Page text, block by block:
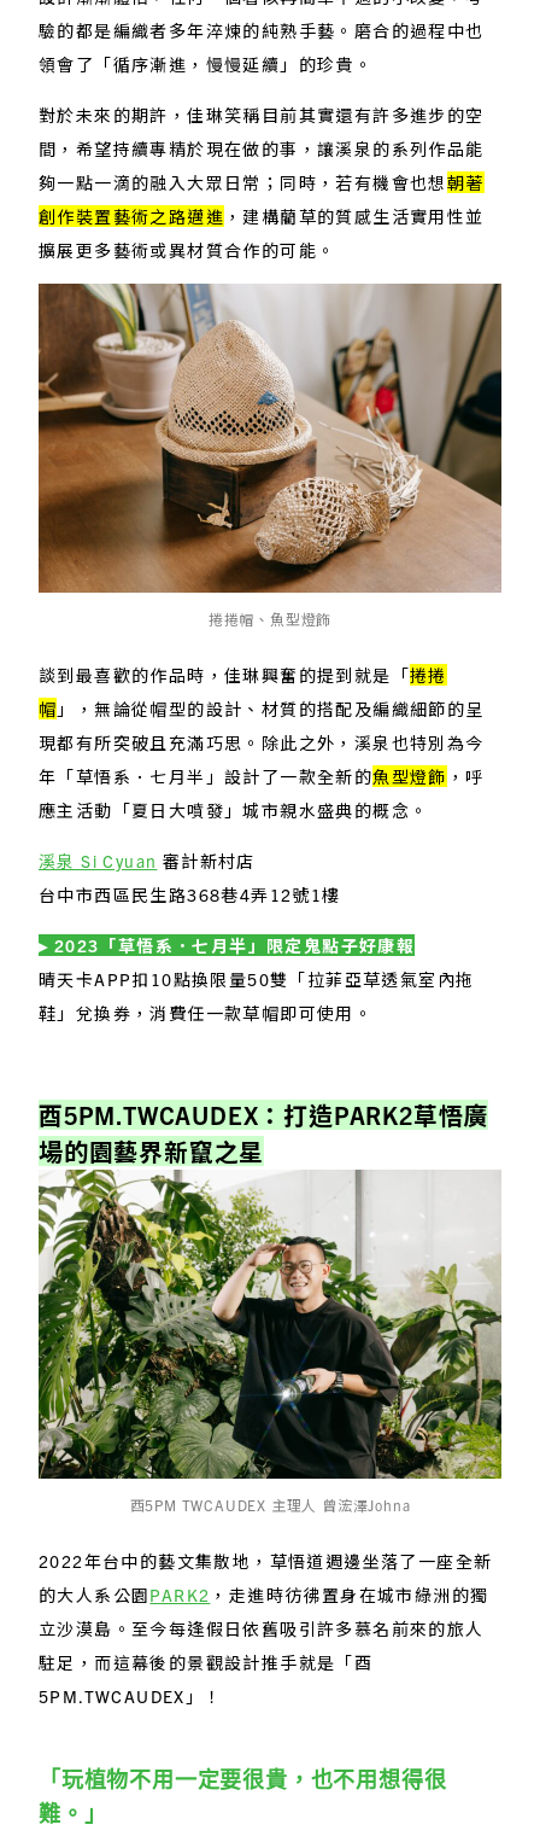
驗的都是編織者多年淬煉的純熟手藝。磨合的過程中也
領會了「循序漸進，慢慢延續」的珍貴。
對於未來的期許，佳琳笑稱目前其實還有許多進步的空
間，希望持續專精於現在做的事，讓溪泉的系列作品能
夠一點一滴的融入大眾日常；同時，若有機會也想 朝著
創作裝置藝術之路邁進 ，建構藺草的質感生活實用性並
擴展更多藝術或異材質合作的可能。
捲捲帽、魚型燈飾
談到最喜歡的作品時，佳琳興奮的提到就是「捲捲
帽 」，無論從帽型的設計、材質的搭配及編織細節的呈
現都有所突破且充滿巧思。除此之外，溪泉也特別為今
年「草悟系．七月半」設計了一款全新的魚型燈飾 ，呼
應主活動「夏日大噴發」城市親水盛典的概念。
溪泉 Si Cyuan 審計新村店
台中市西區民生路368巷4弄12號1樓
▸ 2023「草悟系．七月半」限定鬼點子好康報
晴天卡APP扣10點換限量50雙「拉菲亞草透氣室內拖
鞋」兌換券，消費任一款草帽即可使用。
酉5PM.TWCAUDEX：打造PARK2草悟廣
場的園藝界新竄之星
酉5PM TWCAUDEX 主理人 曾浤澤Johna
2022年台中的藝文集散地，草悟道週邊坐落了一座全新
的大人系公園PARK2 ，走進時彷彿置身在城市綠洲的獨
立沙漠島。至今每逢假日依舊吸引許多慕名前來的旅人
駐足，而這幕後的景觀設計推手就是「酉
5PM.TWCAUDEX」！
「玩植物不用一定要很貴，也不用想得很
難。」